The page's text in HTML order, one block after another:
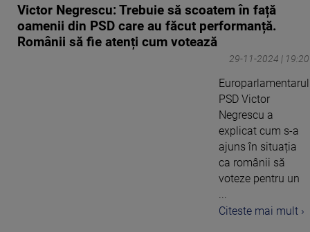
Victor Negrescu: Trebuie să scoatem în față
oamenii din PSD care au făcut performanță.
Românii să fie atenți cum votează
29-11-2024 | 19:20
Europarlamentarul
PSD Victor
Negrescu a
explicat cum s-a
ajuns în situația
ca românii să
voteze pentru un
...
Citeste mai mult ›